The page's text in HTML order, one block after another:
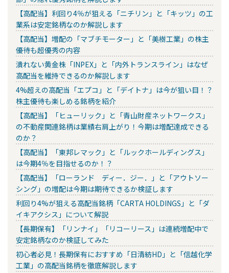
【高配当】利回り4％が狙える「ニチリン」と「キッツ」の工
業系は安定銘柄なのか解説します
【高配当】増配の「マブチモーター」と「美樹工業」の株主
優待も超優秀の内容
潰れない黄金株「INPEX」と「内外トランスライン」はなぜ
高配当を維持できるのか解説します
4%超えの高配当「エプコ」と「デイトナ」は今が狙い目！？
株主優待も楽しめる銘柄を紹介
【高配当】「ヒューリック」と「青山財産ネットワークス」
の不動産関連銘柄は業績右肩上がり！今期は増配達成できる
のか？
【高配当】「東邦レマック」と「ルックホールディングス」
は今期4％を目指せるのか！？
【高配当】「ローランド ディー．ジー．」と「アウトソー
シング」の増配は今期は期待できるか検証します
利回り4%が狙える高配当銘柄「CARTA HOLDINGS」と「ダ
イキアクシス」について解説
【長期保有】「リンナイ」「リコーリース」は連続増配中で
安定銘柄なのか検証してみた
初心者必見！長期保有におすすめ「日清紡HD」と「信越化学
工業」の高配当銘柄を徹底解説します